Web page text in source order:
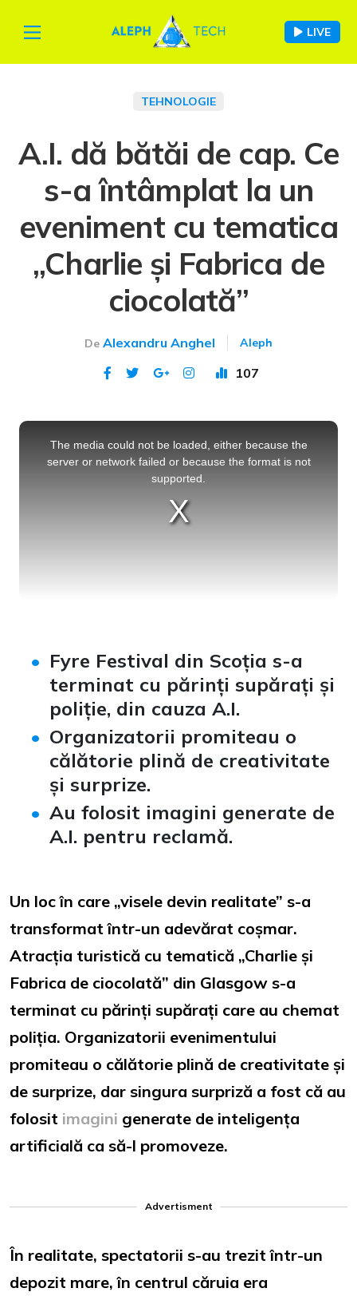
LIVE
TEHNOLOGIE
A.I. dă bătăi de cap. Ce
s-a întâmplat la un
eveniment cu tematica
„Charlie și Fabrica de
ciocolată”
De Alexandru Anghel Aleph
107
This
The media could not be loaded, either because the
server or network failed or because the format is not
supported.
Fyre Festival din Scoția s-a
terminat cu părinți supărați și
poliție, din cauza A.I.
Organizatorii promiteau o
călătorie plină de creativitate
și surprize.
Au folosit imagini generate de
A.I. pentru reclamă.
Un loc în care „visele devin realitate” s-a
transformat într-un adevărat coșmar.
Atracția turistică cu tematică „Charlie și
Fabrica de ciocolată” din Glasgow s-a
terminat cu părinți supărați care au chemat
poliția. Organizatorii evenimentului
promiteau o călătorie plină de creativitate și
de surprize, dar singura surpriză a fost că au
folosit imagini generate de inteligența
artificială ca să-l promoveze.
Advertisment
În realitate, spectatorii s-au trezit într-un
depozit mare, în centrul căruia era